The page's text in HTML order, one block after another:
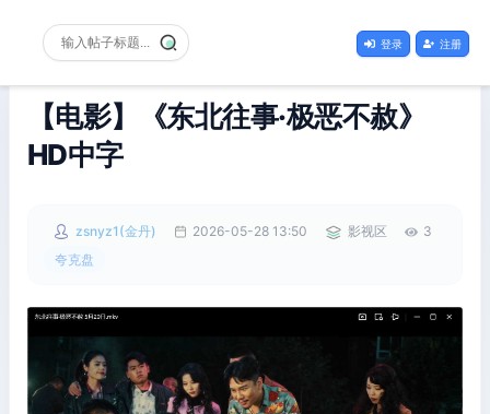
登录 注册
【电影】《东北往事·极恶不赦》
HD中字
zsnyz1(金丹) 2026-05-28 13:50 影视区
3
夸克盘